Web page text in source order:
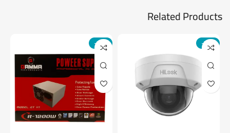
Related Products
-24%
-14%